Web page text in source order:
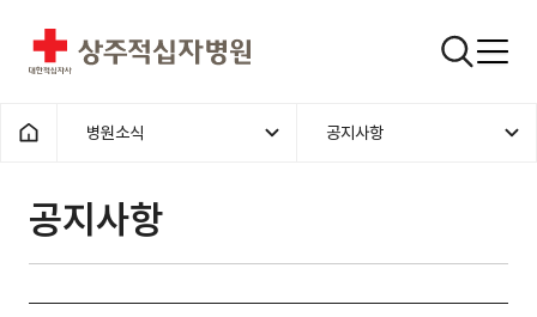
상주적십자병원 검색창
홈으로
병원소식 공지사항
공지사항